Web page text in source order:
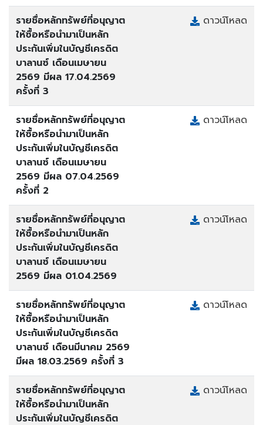
รายชื่อหลักทรัพย์ที่อนุญาต
ให้ซื้อหรือนำมาเป็นหลัก
ประกันเพิ่มในบัญชีเครดิต
บาลานซ์ เดือนเมษายน
2569 มีผล 17.04.2569
ครั้งที่ 3
ดาวน์โหลด
รายชื่อหลักทรัพย์ที่อนุญาต
ให้ซื้อหรือนำมาเป็นหลัก
ประกันเพิ่มในบัญชีเครดิต
บาลานซ์ เดือนเมษายน
2569 มีผล 07.04.2569
ครั้งที่ 2
ดาวน์โหลด
รายชื่อหลักทรัพย์ที่อนุญาต
ให้ซื้อหรือนำมาเป็นหลัก
ประกันเพิ่มในบัญชีเครดิต
บาลานซ์ เดือนเมษายน
2569 มีผล 01.04.2569
ดาวน์โหลด
รายชื่อหลักทรัพย์ที่อนุญาต
ให้ซื้อหรือนำมาเป็นหลัก
ประกันเพิ่มในบัญชีเครดิต
บาลานซ์ เดือนมีนาคม 2569
มีผล 18.03.2569 ครั้งที่ 3
ดาวน์โหลด
รายชื่อหลักทรัพย์ที่อนุญาต
ให้ซื้อหรือนำมาเป็นหลัก
ประกันเพิ่มในบัญชีเครดิต
ดาวน์โหลด